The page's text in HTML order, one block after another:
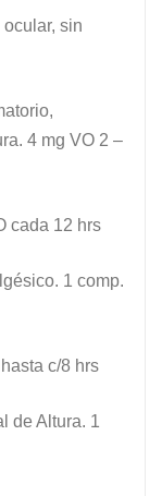
sin
4 mg VO 2 –
cada 12 hrs
1 comp.
c/8 hrs
de Altura. 1